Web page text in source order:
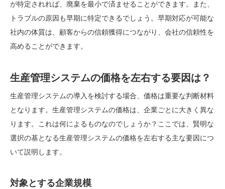
が特定されれば、廃棄を最小で済ませることができます。
また、
トラブルの原因も早期に特定できるでしょう。早期対応が可能な
社内の体質は、顧客からの信頼獲得につながり、会社の信頼性を
高めることができます。
生産管理システムの価格を左右する要因は？
生産管理システムの導入を検討する場合、価格は重要な判断材料
となります。生産管理システムの価格は、企業ごとに大きく異な
ります。これは何によるものなのでしょうか？ここでは、賢明な
選択の基となる生産管理システムの価格を左右する主な要因につ
いて説明します。
対象とする企業規模